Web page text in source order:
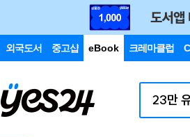
외국도서 중고샵 eBook 크레마클럽